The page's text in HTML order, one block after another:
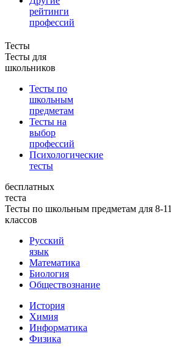
рейтинги
профессий
Тесты
Тесты для
школьников
Тесты по
школьным
предметам
Тесты на
выбор
профессий
Психологические
тесты
бесплатных
теста
Тесты по школьным предметам для 8-11
классов
Русский
язык
Математика
Биология
Обществознание
История
Химия
Информатика
Физика